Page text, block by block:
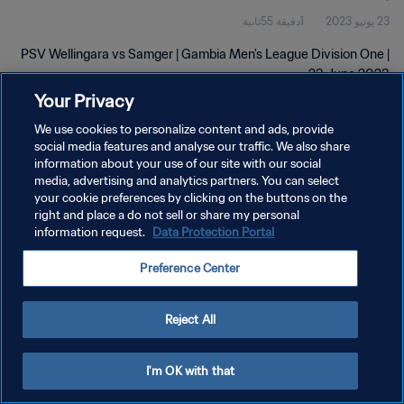
23 يونيو 2023 1دقيقة 55ثانية
PSV Wellingara vs Samger | Gambia Men's League Division One |
23 June 2023
سياسة الخصوصية
إدارة تفضيلات ملفات تعريف الارتباط
Your Privacy
We use cookies to personalize content and ads, provide
social media features and analyse our traffic. We also share
information about your use of our site with our social
media, advertising and analytics partners. You can select
your cookie preferences by clicking on the buttons on the
right and place a do not sell or share my personal
information request. Data Protection Portal
Preference Center
Reject All
I'm OK with that